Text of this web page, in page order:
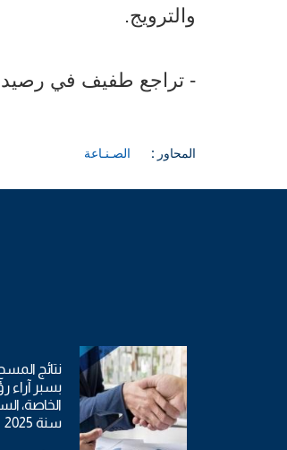
والترويج.
- تراجع طفيف في رصيد
المحاور : الصـنـاعة
نتائج
بسبر
الخاصة،
سنة 2025